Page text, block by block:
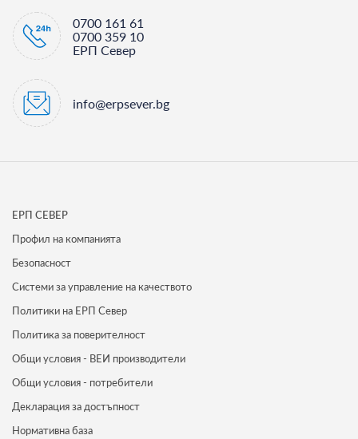
0700 161 61
0700 359 10
ЕРП Север
info@erpsever.bg
ЕРП СЕВЕР
Профил на компанията
Безопасност
Системи за управление на качеството
Политики на ЕРП Север
Политика за поверителност
Общи условия - ВЕИ производители
Общи условия - потребители
Декларация за достъпност
Нормативна база